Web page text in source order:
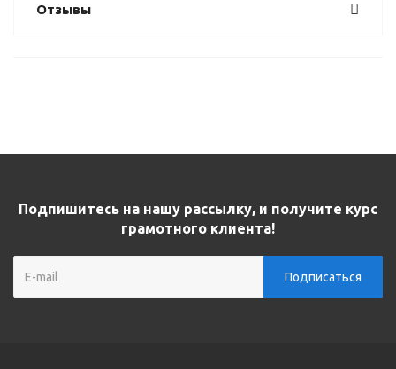
Отзывы
Подпишитесь на нашу рассылку, и получите курс
грамотного клиента!